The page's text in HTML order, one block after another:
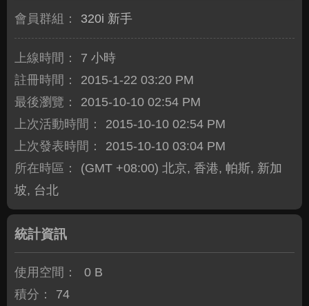
會員群組： 320i 新手
上線時間：
7 小時
註冊時間：
2015-1-22 03:20 PM
最後瀏覽：
2015-10-10 02:54 PM
上次活動時間：
2015-10-10 02:54 PM
上次發表時間：
2015-10-10 03:04 PM
所在時區：
(GMT +08:00) 北京, 香港, 帕斯, 新加
坡, 台北
統計資訊
使用空間：
0 B
積分：
74